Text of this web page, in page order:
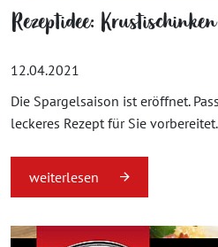
Rezeptidee:
12.04.2021
Die Spargelsaison ist eröffnet.
leckeres Rezept für Sie vorbereitet.
weiterlesen